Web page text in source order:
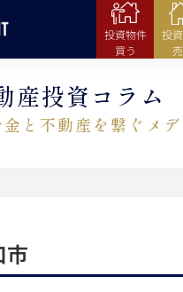
投資物件
買う
投
産投資コラム
と不動産を繋ぐメ
市